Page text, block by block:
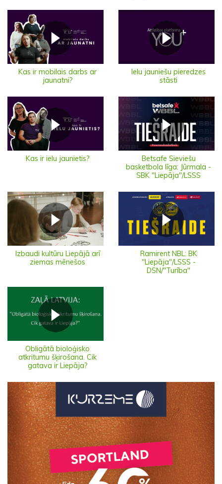
Kas ir mobilais darbs ar
jaunatni?
Ielu jauniešu pieredzes
stāsti
Kas ir ielu jaunietis?
Betsafe Sieviešu
basketbola līga: Jūrmala -
SBK "Liepāja"/LSSS
Izbaudi kultūru Liepājā arī
ziemas mēnešos
Ramirent NBL: BK
"Liepāja"/LSSS -
DSN/"Turība"
Obligātā bioloģisko
atkritumu šķirošana. Cik
gatava ir Liepāja?